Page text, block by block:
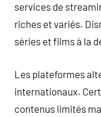
services de
riches et variés.
séries et films à la
Les plateformes
internationaux.
contenus limités